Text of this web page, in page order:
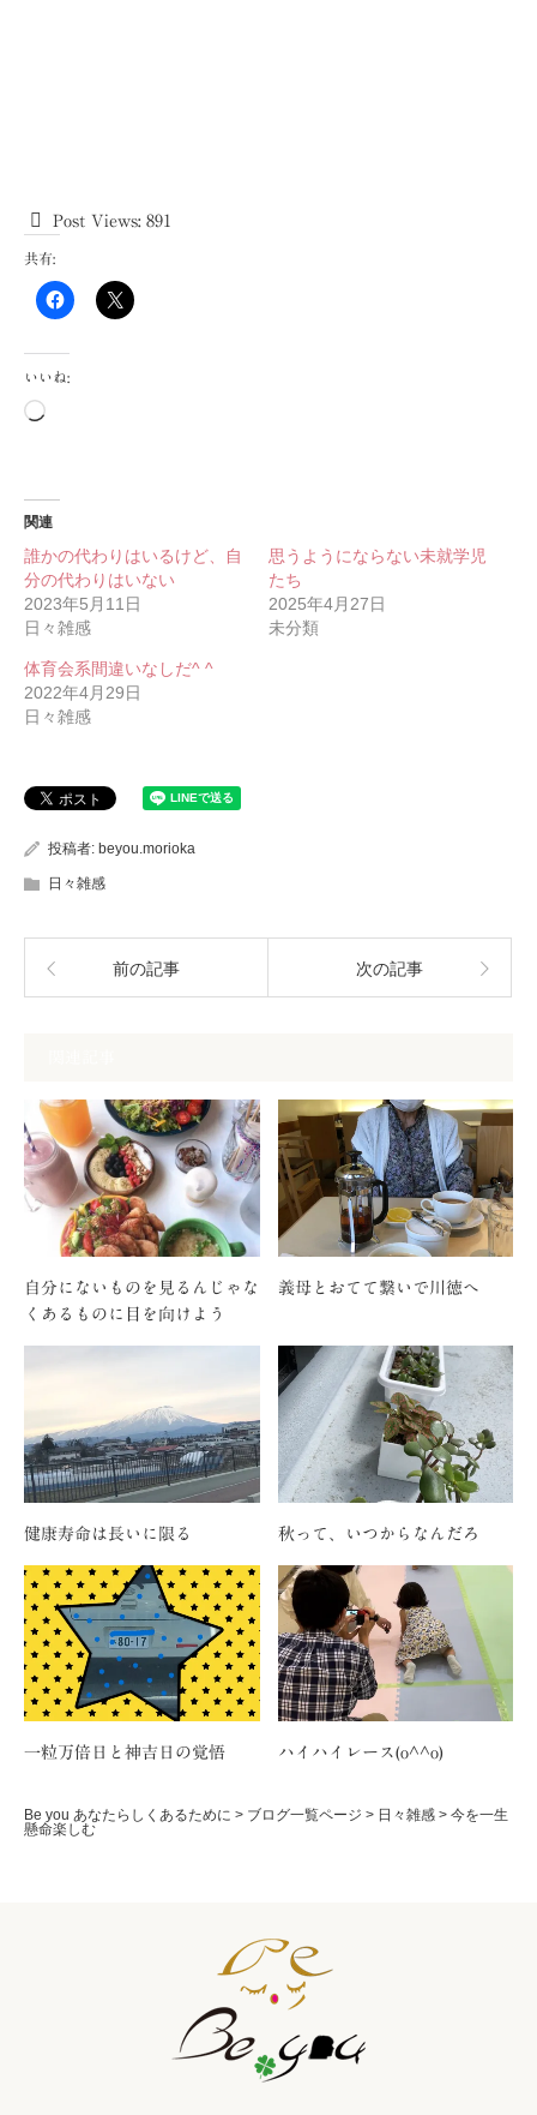
Post Views: 891
共有:
いいね:
読
関連
誰かの代わりはいるけど、自
分の代わりはいない
2023年5月11日
日々雑感
思うようにならない未就学児
たち
2025年4月27日
未分類
体育会系間違いなしだ^ ^
2022年4月29日
日々雑感
投稿者: beyou.morioka
日々雑感
前の記事 次の記事
自分にないものを見るんじゃな
くあるものに目を向けよう
義母とおてて繋いで川徳へ
健康寿命は長いに限る 秋って、いつからなんだろ
一粒万倍日と神吉日の覚悟 ハイハイレース(o^^o)
Be you あなたらしくあるために > ブログ一覧ページ > 日々雑感 > 今を一生
懸命楽しむ